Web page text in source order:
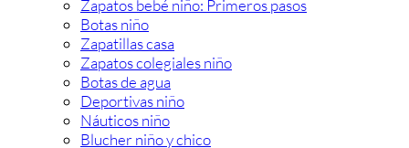
Zapatos bebé niño: Primeros pasos
Botas niño
Zapatillas casa
Zapatos colegiales niño
Botas de agua
Deportivas niño
Náuticos niño
Blucher niño y chico